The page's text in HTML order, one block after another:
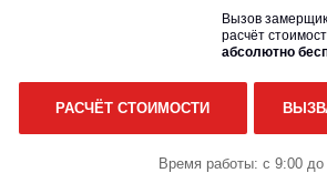
Вызов
расчёт
абсолютно
РАСЧЁТ СТОИМОСТИ
Время работы: с 9:00 до